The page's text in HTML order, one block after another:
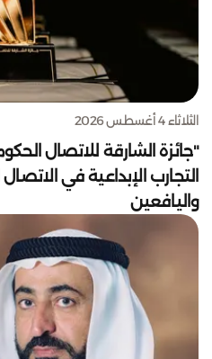
الثلاثاء 4 أغسطس 2026
"جائزة الشارقة للاتصال
التجارب الإبداعية في
واليافعين